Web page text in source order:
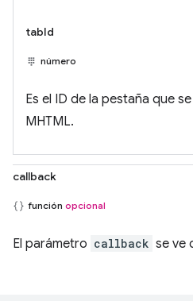
tabId
número
Es el ID de la pestaña que
MHTML.
callback
función opcional
El parámetro callback se ve